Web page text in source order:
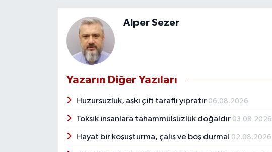
Alper Sezer
Yazarın Diğer Yazıları
Huzursuzluk, aşkı çift taraflı yıpratır 06.08.2026
Toksik insanlara tahammülsüzlük doğaldır 03.08.2026
Hayat bir koşuşturma, çalış ve boş durma! 02.08.2026